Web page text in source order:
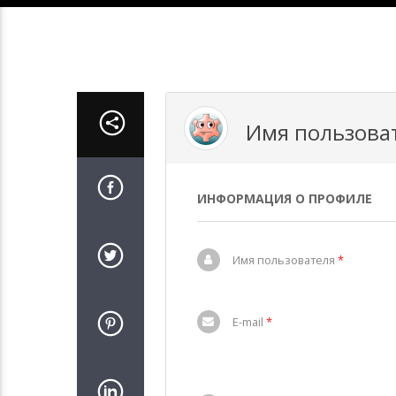
Имя
ИНФОРМАЦИЯ О ПРОФИЛЕ
Имя пользователя *
E-mail *